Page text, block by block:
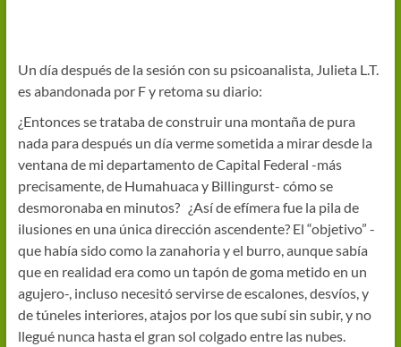
Un día después de la sesión con su psicoanalista, Julieta L.T.
es abandonada por F y retoma su diario:
¿Entonces se trataba de construir una montaña de pura
nada para después un día verme sometida a mirar desde la
ventana de mi departamento de Capital Federal -más
precisamente, de Humahuaca y Billingurst- cómo se
desmoronaba en minutos? ¿Así de efímera fue la pila de
ilusiones en una única dirección ascendente? El “objetivo” -
que había sido como la zanahoria y el burro, aunque sabía
que en realidad era como un tapón de goma metido en un
agujero-, incluso necesitó servirse de escalones, desvíos, y
de túneles interiores, atajos por los que subí sin subir, y no
llegué nunca hasta el gran sol colgado entre las nubes.